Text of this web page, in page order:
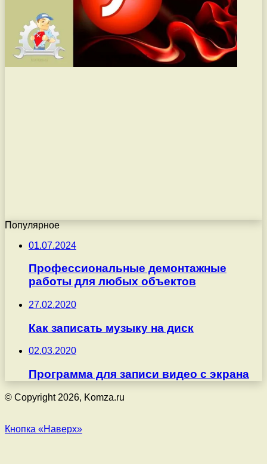
Популярное
01.07.2024
Профессиональные демонтажные
работы для любых объектов
27.02.2020
Как записать музыку на диск
02.03.2020
Программа для записи видео с экрана
© Copyright 2026, Komza.ru
Кнопка «Наверх»